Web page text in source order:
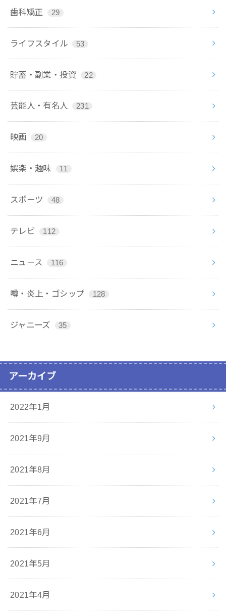
歯科矯正 29
ライフスタイル 53
貯蓄・副業・投資 22
芸能人・有名人 231
映画 20
娯楽・趣味 11
スポーツ 48
テレビ 112
ニュース 116
噂・炎上・ゴシップ 128
ジャニーズ 35
アーカイブ
2022年1月
2021年9月
2021年8月
2021年7月
2021年6月
2021年5月
2021年4月